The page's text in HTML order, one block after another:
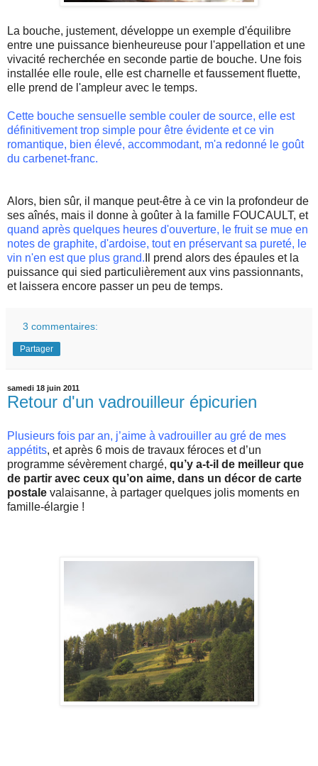
La bouche, justement, développe un exemple d'équilibre
entre une puissance bienheureuse pour l'appellation et une
vivacité recherchée en seconde partie de bouche. Une fois
installée elle roule, elle est charnelle et faussement fluette,
elle prend de l'ampleur avec le temps.
Cette bouche sensuelle semble couler de source, elle est
définitivement trop simple pour être évidente et ce vin
romantique, bien élevé, accommodant, m'a redonné le goût
du carbenet-franc.
Alors, bien sûr, il manque peut-être à ce vin la profondeur de
ses aînés, mais il donne à goûter à la famille FOUCAULT, et
quand après quelques heures d'ouverture, le fruit se mue en
notes de graphite, d'ardoise, tout en préservant sa pureté, le
vin n'en est que plus grand. Il prend alors des épaules et la
puissance qui sied particulièrement aux vins passionnants,
et laissera encore passer un peu de temps.
3 commentaires:
Partager
samedi 18 juin 2011
Retour d'un vadrouilleur épicurien
Plusieurs fois par an, j’aime à vadrouiller au gré de mes
appétits, et après 6 mois de travaux féroces et d’un
programme sévèrement chargé, qu’y a-t-il de meilleur que
de partir avec ceux qu’on aime, dans un décor de carte
postale valaisanne, à partager quelques jolis moments en
famille-élargie !